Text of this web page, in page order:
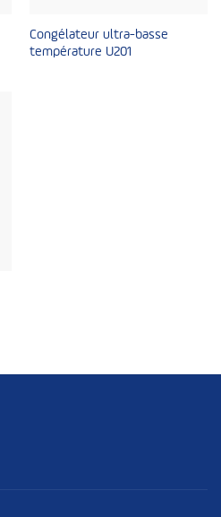
Congélateur ultra-basse
température U201